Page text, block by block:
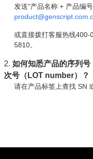
发送"产品名称 + 产品编
或直接拨打客服热线400-
5810。
2.如何知悉产品的序列
次号（LOT number）？
请在产品标签上查找 SN